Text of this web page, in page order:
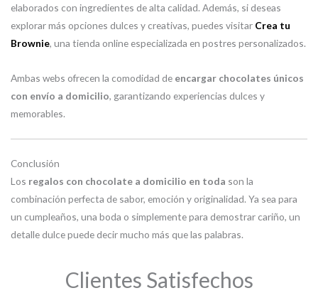
elaborados con ingredientes de alta calidad. Además, si deseas
explorar más opciones dulces y creativas, puedes visitar Crea tu
Brownie, una tienda online especializada en postres personalizados.
Ambas webs ofrecen la comodidad de encargar chocolates únicos
con envío a domicilio, garantizando experiencias dulces y
memorables.
Conclusión
Los regalos con chocolate a domicilio en toda son la
combinación perfecta de sabor, emoción y originalidad. Ya sea para
un cumpleaños, una boda o simplemente para demostrar cariño, un
detalle dulce puede decir mucho más que las palabras.
Clientes Satisfechos